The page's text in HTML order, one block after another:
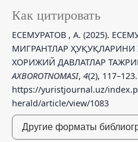
Как цитировать
ЕСЕМУРАТОВ , А. (2025).
МИГРАНТЛАР
ХОРИЖИЙ ДАВЛАТЛАР
AXBOROTNOMASI, 4(2),
https://yuristjournal.uz/
herald/article/view/1083
Другие форматы